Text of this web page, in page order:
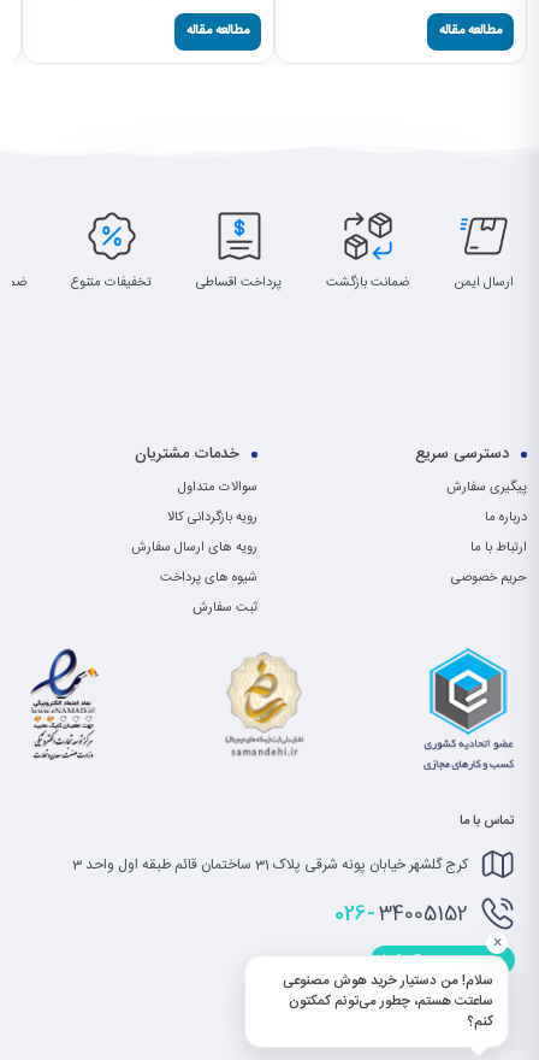
مطالعه مقاله مطالعه مقاله
ارسال ایمن ضمانت بازگشت پرداخت اقساطی تخفیفات متنوع
دسترسی سریع
پیگیری سفارش
درباره ما
ارتباط با ما
حریم خصوصی
خدمات مشتریان
سوالات متداول
رویه بازگردانی کالا
رویه های ارسال سفارش
شیوه های پرداخت
ثبت سفارش
تماس با ما
کرج گلشهر خیابان پونه شرقی پلاک 31 ساختمان قائم طبقه اول واحد 3
026-34005152
info@saatet.com
سلام! من دستیار خرید هوش مصنوعی
ساعتت هستم، چطور می‌تونم کمکتون
کنم؟
×